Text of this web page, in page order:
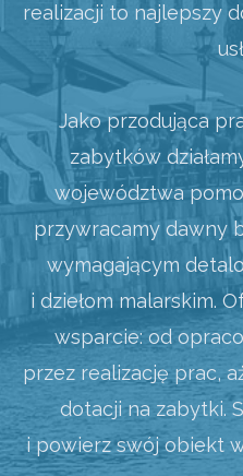
realizacji to najlepszy
Jako przodująca
zabytków
województwa
przywracamy dawny
wymagającym
i dziełom malarskim.
wsparcie: od
przez realizację prac,
dotacji na zabytki.
i powierz swój obiekt